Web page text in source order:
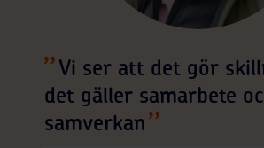
Vi ser att det gör
det gäller samarbete
samverkan